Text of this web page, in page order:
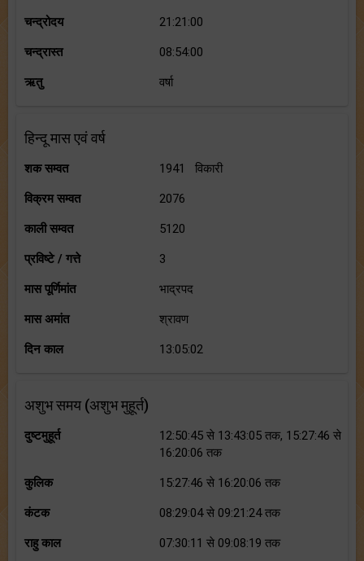
चन्द्रोदय 21:21:00
चन्द्रास्त 08:54:00
ऋतु वर्षा
हिन्दू मास एवं वर्ष
शक सम्वत 1941 विकारी
विक्रम सम्वत 2076
काली सम्वत 5120
प्रविष्टे / गत्ते 3
मास पूर्णिमांत भाद्रपद
मास अमांत श्रावण
दिन काल 13:05:02
अशुभ समय (अशुभ मुहूर्त)
दुष्टमुहूर्त
12:50:45 से 13:43:05 तक, 15:27:46 से
16:20:06 तक
कुलिक 15:27:46 से 16:20:06 तक
कंटक 08:29:04 से 09:21:24 तक
राहु काल 07:30:11 से 09:08:19 तक